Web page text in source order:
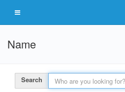
Name
Search